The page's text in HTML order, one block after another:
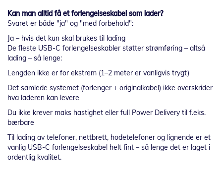
Kan man alltid få et forlengelseskabel som lader?
Svaret er både "ja" og "med forbehold":
Ja – hvis det kun skal brukes til lading
De fleste USB-C forlengelseskabler støtter strømføring – altså
lading – så lenge:
Lengden ikke er for ekstrem (1–2 meter er vanligvis trygt)
Det samlede systemet (forlenger + originalkabel) ikke overskrider
hva laderen kan levere
Du ikke krever maks hastighet eller full Power Delivery til f.eks.
bærbare
Til lading av telefoner, nettbrett, hodetelefoner og lignende er et
vanlig USB-C forlengelseskabel helt fint – så lenge det er laget i
ordentlig kvalitet.